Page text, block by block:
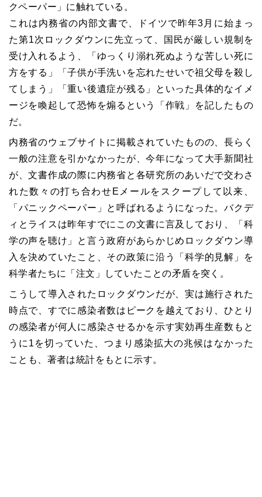
クペーパー」に触れている。
これは内務省の内部文書で、ドイツで昨年3月に始まっ
た第1次ロックダウンに先立って、国民が厳しい規制を
受け入れるよう、「ゆっくり溺れ死ぬような苦しい死に
方をする」「子供が手洗いを忘れたせいで祖父母を殺し
てしまう」「重い後遺症が残る」といった具体的なイメ
ージを喚起して恐怖を煽るという「作戦」を記したもの
だ。
内務省のウェブサイトに掲載されていたものの、長らく
一般の注意を引かなかったが、今年になって大手新聞社
が、文書作成の際に内務省と各研究所のあいだで交わさ
れた数々の打ち合わせEメールをスクープして以来、
「パニックペーパー」と呼ばれるようになった。バクデ
ィとライスは昨年すでにこの文書に言及しており、「科
学の声を聴け」と言う政府があらかじめロックダウン導
入を決めていたこと、その政策に沿う「科学的見解」を
科学者たちに「注文」していたことの矛盾を突く。
こうして導入されたロックダウンだが、実は施行された
時点で、すでに感染者数はピークを越えており、ひとり
の感染者が何人に感染させるかを示す実効再生産数もと
うに1を切っていた、つまり感染拡大の兆候はなかった
ことも、著者は統計をもとに示す。